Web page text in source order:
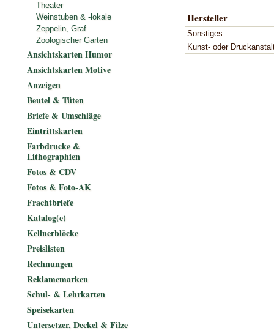
Hersteller
Sonstiges
Kunst- oder
Theater
Weinstuben & -lokale
Zeppelin, Graf
Zoologischer Garten
Ansichtskarten Humor
Ansichtskarten Motive
Anzeigen
Beutel & Tüten
Briefe & Umschläge
Eintrittskarten
Farbdrucke &
Lithographien
Fotos & CDV
Fotos & Foto-AK
Frachtbriefe
Katalog(e)
Kellnerblöcke
Preislisten
Rechnungen
Reklamemarken
Schul- & Lehrkarten
Speisekarten
Untersetzer, Deckel & Filze